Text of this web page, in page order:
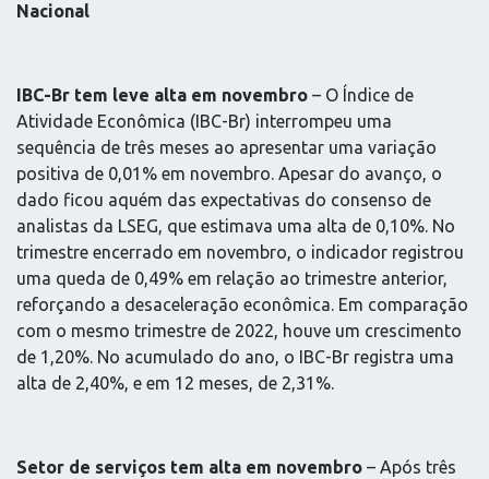
Nacional
IBC-Br tem leve alta em novembro – O Índice de
Atividade Econômica (IBC-Br) interrompeu uma
sequência de três meses ao apresentar uma variação
positiva de 0,01% em novembro. Apesar do avanço, o
dado ficou aquém das expectativas do consenso de
analistas da LSEG, que estimava uma alta de 0,10%. No
trimestre encerrado em novembro, o indicador registrou
uma queda de 0,49% em relação ao trimestre anterior,
reforçando a desaceleração econômica. Em comparação
com o mesmo trimestre de 2022, houve um crescimento
de 1,20%. No acumulado do ano, o IBC-Br registra uma
alta de 2,40%, e em 12 meses, de 2,31%.
Setor de serviços tem alta em novembro – Após três